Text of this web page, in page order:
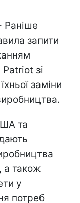
Раніше
запити
зі
заміни
та
а також
у
потреб